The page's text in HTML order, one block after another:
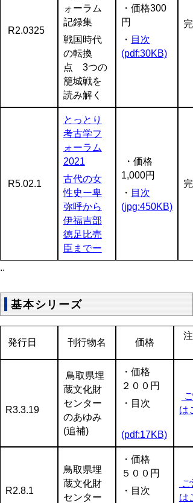
R2.0325
ォーラム
記録集
戦国時代
の転換
点 3つの
籠城戦を
読み解く
・価格300
円
・ 目次
(pdf:30KB)
R5.02.1
とっとり
考古学フ
ォーラム
2021
古代の女
性史ー卑
弥呼から
伊福吉部
徳足比売
臣までー
・価格
1,000円
・ 目次
(jpg:450KB)
完
..
基本シリーズ
発行日 刊行物名 価格
R3.3.19
鳥取県埋
蔵文化財
センター
のあゆみ
(追補)
・価格
２００円
・目次
(pdf:17KB)
は
R2.8.1
鳥取県埋
蔵文化財
センター
・価格
５００円
・目次
ご
は